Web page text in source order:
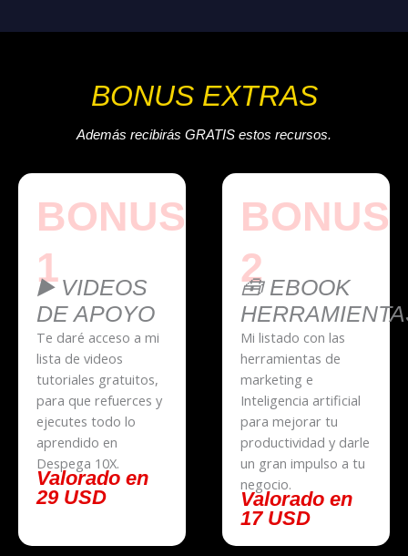
BONUS EXTRAS
Además recibirás GRATIS estos recursos.
BONUS
1
▶️ VIDEOS
DE APOYO
Te daré acceso a mi
lista de videos
tutoriales gratuitos,
para que refuerces y
ejecutes todo lo
aprendido en
Despega 10X.
Valorado en
29 USD
BONUS
2
🧰 EBOOK
Mi listado con las
herramientas de
marketing e
Inteligencia artificial
para mejorar tu
productividad y darle
un gran impulso a tu
negocio.
Valorado en
17 USD